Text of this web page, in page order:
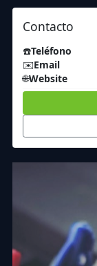
Contacto
☎️Teléfono
✉️Email
🌐Website